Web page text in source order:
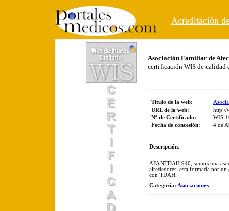
Acreditación
Asociación Familiar de
certificación WIS de calidad
Título de la web:
URL de la web:
http://
Nº de Certificado:
WIS-
Fecha de concesión:
4 de
Descripción:
AFANTDAH 940, somos una
alrededores, está formada por
con TDAH.
Categoría: Asociaciones